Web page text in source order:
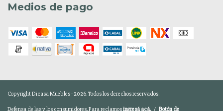
Medios de pago
Copyright Dicasa Muebles - 2026. Todos los derechos reservados.
Defensa de las y los consumidores. Para reclamosingresá acá. / Botón de